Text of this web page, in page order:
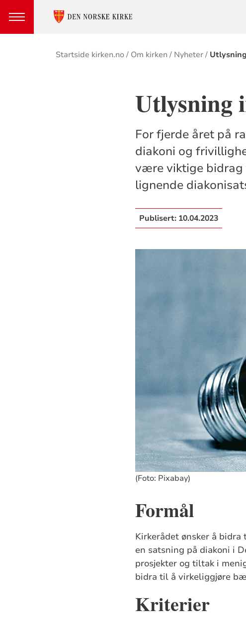
Brødsmulesti
Startside kirken.no Om kirken Nyheter
Utlysning
For fjerde året på
diakoni og
være viktige bidrag
lignende
Publisert: 10.04.2023
(Foto: Pixabay)
Formål
Kirkerådet ønsker å
en satsning på diakoni i
prosjekter og tiltak i
bidra til å virkeliggjøre
Kriterier